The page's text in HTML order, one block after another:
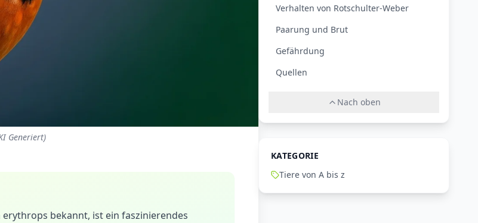
Generiert)
bekannt, ist ein faszinierendes
Verhalten von Rotschulter-Weber
Paarung und Brut
Gefährdung
Quellen
Nach oben
KATEGORIE
Tiere von A bis z